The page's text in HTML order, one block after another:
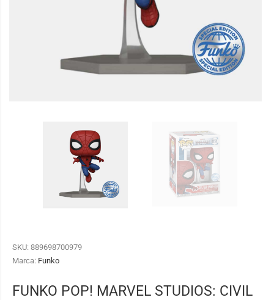
SKU: 889698700979
Marca: Funko
FUNKO POP! MARVEL STUDIOS: CIVIL